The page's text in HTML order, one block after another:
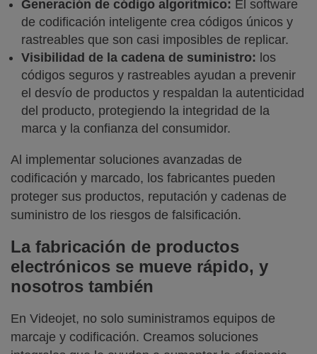
Generación de código algorítmico: El software
de codificación inteligente crea códigos únicos y
rastreables que son casi imposibles de replicar.
Visibilidad de la cadena de suministro: los
códigos seguros y rastreables ayudan a prevenir
el desvío de productos y respaldan la autenticidad
del producto, protegiendo la integridad de la
marca y la confianza del consumidor.
Al implementar soluciones avanzadas de
codificación y marcado, los fabricantes pueden
proteger sus productos, reputación y cadenas de
suministro de los riesgos de falsificación.
La fabricación de productos
electrónicos se mueve rápido, y
nosotros también
En Videojet, no solo suministramos equipos de
marcaje y codificación. Creamos soluciones